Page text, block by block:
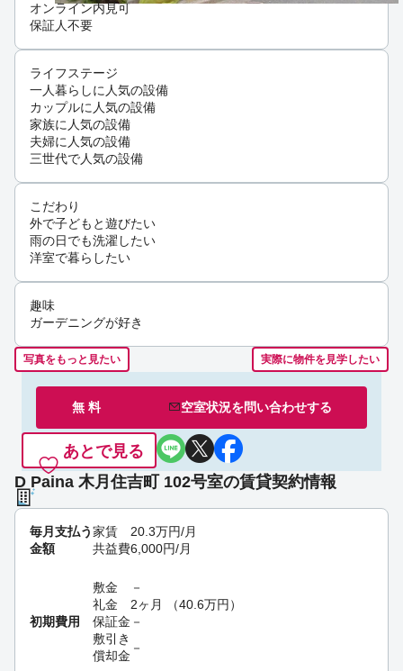
オンライン内見可
保証人不要
ライフステージ
一人暮らしに人気の設備
カップルに人気の設備
家族に人気の設備
夫婦に人気の設備
三世代で人気の設備
こだわり
外で子どもと遊びたい
雨の日でも洗濯したい
洋室で暮らしたい
趣味
ガーデニングが好き
写真をもっと見たい 実際に物件を見学したい
無 料 空室状況を問い合わせする
あとで見る
D Paina 木月住吉町 102号室の賃貸契約情報
毎月支払う
金額
家賃 20.3万円/月
共益費6,000円/月
初期費用
敷金
－
礼金
2ヶ月 （40.6万円 ）
保証金 －
敷引き
償却金
－